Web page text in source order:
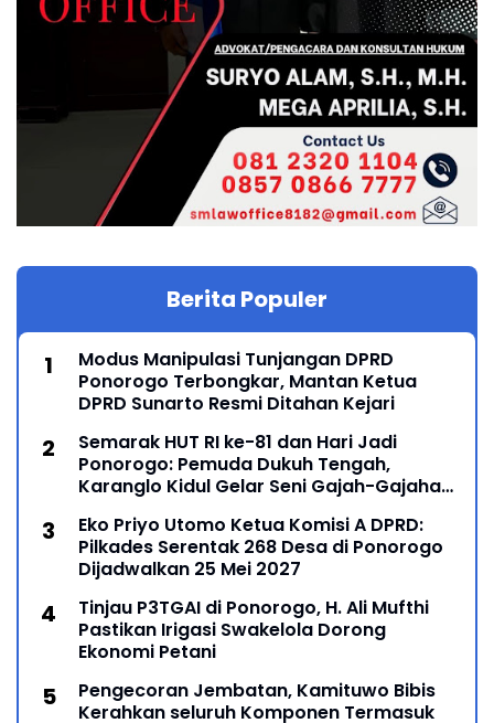
Berita Populer
Modus Manipulasi Tunjangan DPRD
Ponorogo Terbongkar, Mantan Ketua
DPRD Sunarto Resmi Ditahan Kejari
Semarak HUT RI ke-81 dan Hari Jadi
Ponorogo: Pemuda Dukuh Tengah,
Karanglo Kidul Gelar Seni Gajah-Gajahan,
Eko Priyo Utomo Ketua Komisi A DPRD:
Pilkades Serentak 268 Desa di Ponorogo
Dijadwalkan 25 Mei 2027
Tinjau P3TGAI di Ponorogo, H. Ali Mufthi
Pastikan Irigasi Swakelola Dorong
Ekonomi Petani
Pengecoran Jembatan, Kamituwo Bibis
Kerahkan seluruh Komponen Termasuk